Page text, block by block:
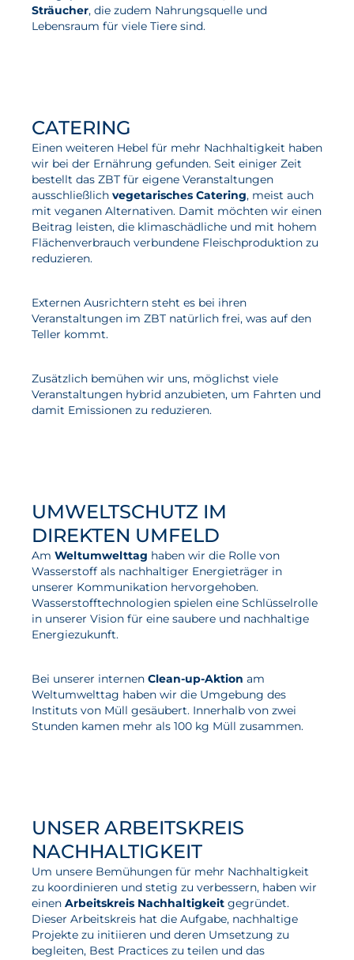
Sträucher, die zudem Nahrungsquelle und
Lebensraum für viele Tiere sind.
CATERING
Einen weiteren Hebel für mehr Nachhaltigkeit haben
wir bei der Ernährung gefunden. Seit einiger Zeit
bestellt das ZBT für eigene Veranstaltungen
ausschließlich vegetarisches Catering, meist auch
mit veganen Alternativen. Damit möchten wir einen
Beitrag leisten, die klimaschädliche und mit hohem
Flächenverbrauch verbundene Fleischproduktion zu
reduzieren.
Externen Ausrichtern steht es bei ihren
Veranstaltungen im ZBT natürlich frei, was auf den
Teller kommt.
Zusätzlich bemühen wir uns, möglichst viele
Veranstaltungen hybrid anzubieten, um Fahrten und
damit Emissionen zu reduzieren.
UMWELTSCHUTZ IM
DIREKTEN UMFELD
Am Weltumwelttag haben wir die Rolle von
Wasserstoff als nachhaltiger Energieträger in
unserer Kommunikation hervorgehoben.
Wasserstofftechnologien spielen eine Schlüsselrolle
in unserer Vision für eine saubere und nachhaltige
Energiezukunft.
Bei unserer internen Clean-up-Aktion am
Weltumwelttag haben wir die Umgebung des
Instituts von Müll gesäubert. Innerhalb von zwei
Stunden kamen mehr als 100 kg Müll zusammen.
UNSER ARBEITSKREIS
NACHHALTIGKEIT
Um unsere Bemühungen für mehr Nachhaltigkeit
zu koordinieren und stetig zu verbessern, haben wir
einen Arbeitskreis Nachhaltigkeit gegründet.
Dieser Arbeitskreis hat die Aufgabe, nachhaltige
Projekte zu initiieren und deren Umsetzung zu
begleiten, Best Practices zu teilen und das